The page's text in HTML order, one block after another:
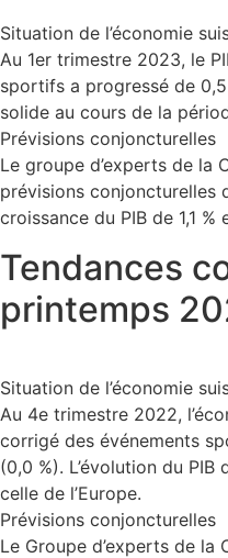
Situation de l’économie
Au 1er trimestre 2023, le
sportifs a progressé de
solide au cours de la
Prévisions conjoncturelles
Le groupe d’experts de la
prévisions conjoncturelles
croissance du PIB de 1,1
Tendances
printemps
Situation de l’économie
Au 4e trimestre 2022,
corrigé des événements
(0,0 %). L’évolution du
celle de l’Europe.
Prévisions conjoncturelles
Le Groupe d’experts de